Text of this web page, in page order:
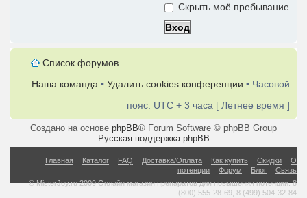
Скрыть моё пребывание на
Список форумов
Наша команда • Удалить cookies конференции • Часовой
пояс: UTC + 3 часа [ Летнее время ]
Создано на основе phpBB® Forum Software © phpBB Group
Русская поддержка phpBB
Главная Каталог FAQ Доставка/Оплата Как купить Скидки
О
потенции
Форум Блог
Связь
© MisterJoy.ru 2009 Онлайн магазин препаратов для повышения потенции. 8
(800) 555-28-69, 8 (499) 504-32-84